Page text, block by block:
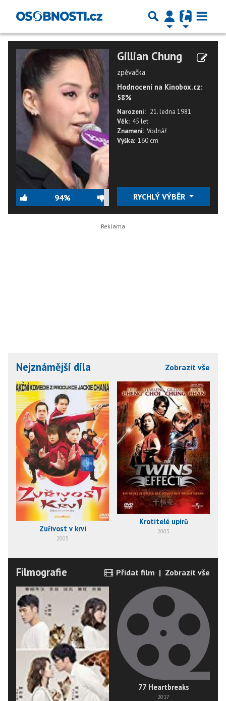
94%
Gillian Chung
zpěvačka
Hodnocení na Kinobox.cz:
58%
Narození: 21. ledna 1981
Věk: 45 let
Znamení: Vodnář
Výška: 160 cm
RYCHLÝ VÝBĚR
Nejznámější díla Zobrazit vše
Zuřivost v krvi
2005
Krotitelé upírů
2003
Filmografie Přidat film | Zobrazit vše
77 Heartbreaks
2017